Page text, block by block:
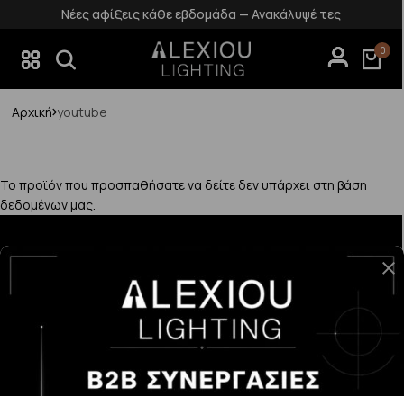
Νέες αφίξεις κάθε εβδομάδα — Ανακάλυψέ τες
0
Αρχική youtube
Το προϊόν που προσπαθήσατε να δείτε δεν υπάρχει στη βάση
δεδομένων μας.